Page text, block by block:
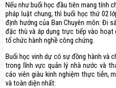
Nếu như buổi học đầu tiên mang tính
pháp luật chung, thì buổi học thứ 02
định hướng của Ban Chuyên môn: Đi
đặc thù và áp dụng trực tiếp vào hoạt
tổ chức hành nghề công chứng.
Buổi học vinh dự có sự đồng hành và
trong lĩnh vực quản lý nhà nước và
cáo viên giàu kinh nghiệm thực tiễn,
và toàn diện nhất: